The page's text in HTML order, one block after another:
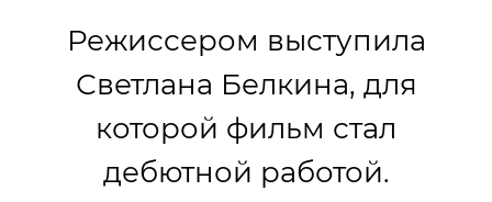
Режиссером выступила
Светлана Белкина, для
которой фильм стал
дебютной работой.